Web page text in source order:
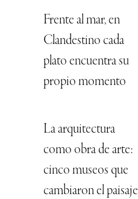
Frente al mar, en
Clandestino cada
plato encuentra su
propio momento
La arquitectura
como obra de arte:
cinco museos que
cambiaron el paisaje